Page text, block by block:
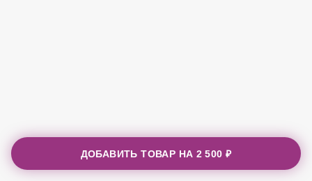
ДОБАВИТЬ ТОВАР НА 2 500 ₽